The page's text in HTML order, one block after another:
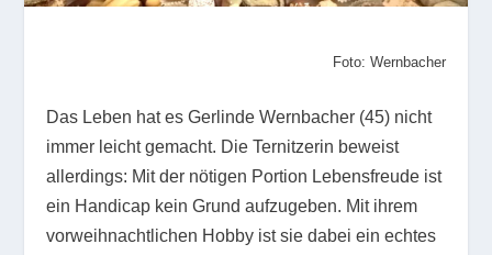
Foto: Wernbacher
Das Leben hat es Gerlinde Wernbacher (45) nicht
immer leicht gemacht. Die Ternitzerin beweist
allerdings: Mit der nötigen Portion Lebensfreude ist
ein Handicap kein Grund aufzugeben. Mit ihrem
vorweihnachtlichen Hobby ist sie dabei ein echtes